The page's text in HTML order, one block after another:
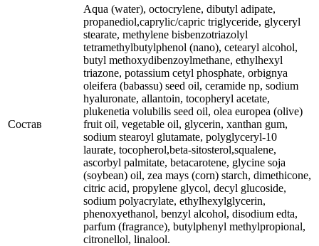
Состав
Аqua (water), octocrylene, dibutyl adipate,
propanediol,caprylic/capric triglyceride, glyceryl
stearate, methylene bisbenzotriazolyl
tetramethylbutylphenol (nano), cetearyl alcohol,
butyl methoxydibenzoylmethane, ethylhexyl
triazone, potassium cetyl phosphate, orbignya
oleifera (babassu) seed oil, ceramide np, sodium
hyaluronate, allantoin, tocopheryl acetate,
plukenetia volubilis seed oil, olea europea (olive)
fruit oil, vegetable oil, glycerin, xanthan gum,
sodium stearoyl glutamate, polyglyceryl-10
laurate, tocopherol,beta-sitosterol,squalene,
ascorbyl palmitate, betacarotene, glycine soja
(soybean) oil, zea mays (corn) starch, dimethicone,
citric acid, propylene glycol, decyl glucoside,
sodium polyacrylate, ethylhexylglycerin,
phenoxyethanol, benzyl alcohol, disodium edta,
parfum (fragrance), butylphenyl methylpropional,
citronellol, linalool.